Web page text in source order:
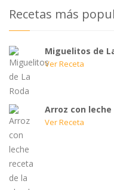
Recetas más
Miguelitos de
Ver Receta
Arroz con
Ver Receta